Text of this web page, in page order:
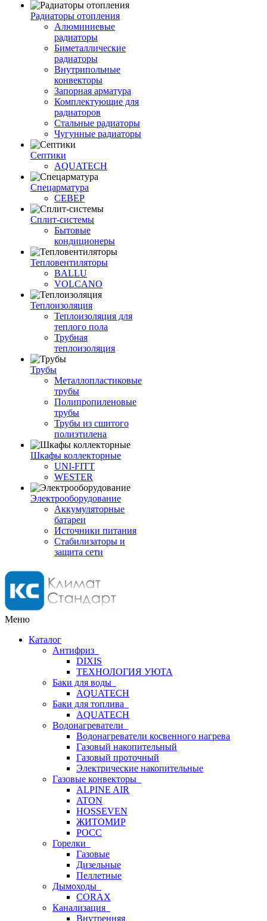
Радиаторы отопления
Алюминиевые
радиаторы
Биметаллические
радиаторы
Внутрипольные
конвекторы
Запорная арматура
Комплектующие для
радиаторов
Стальные радиаторы
Чугунные радиаторы
Септики
AQUATECH
Спецарматура
СЕВЕР
Сплит-системы
Бытовые
кондиционеры
Тепловентиляторы
BALLU
VOLCANO
Теплоизоляция
Теплоизоляция для
теплого пола
Трубная
теплоизоляция
Трубы
Металлопластиковые
трубы
Полипропиленовые
трубы
Трубы из сшитого
полиэтилена
Шкафы коллекторные
UNI-FITT
WESTER
Электрооборудование
Аккумуляторные
батареи
Источники питания
Стабилизаторы и
защита сети
Меню
Каталог
Антифриз
DIXIS
ТЕХНОЛОГИЯ УЮТА
Баки для воды
AQUATECH
Баки для топлива
AQUATECH
Водонагреватели
Водонагреватели косвенного нагрева
Газовый накопительный
Газовый проточный
Электрические накопительные
Газовые конвекторы
ALPINE AIR
ATON
HOSSEVEN
ЖИТОМИР
РОСС
Горелки
Газовые
Дизельные
Пеллетные
Дымоходы
CORAX
Канализация
Внутренняя